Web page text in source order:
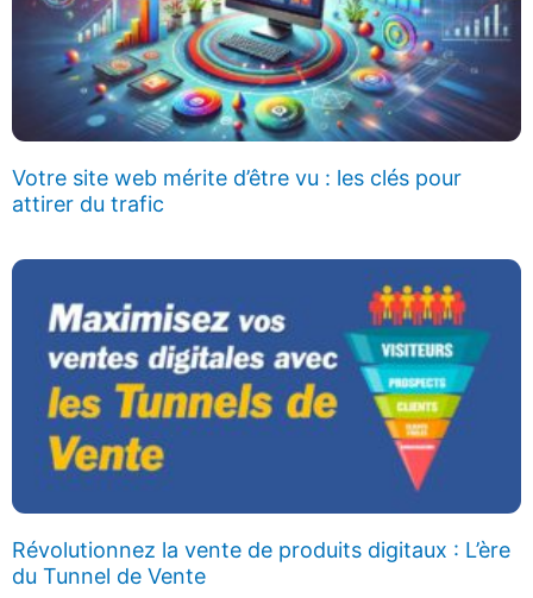
Votre site web mérite d’être vu : les clés pour
attirer du trafic
Révolutionnez la vente de produits digitaux : L’ère
du Tunnel de Vente